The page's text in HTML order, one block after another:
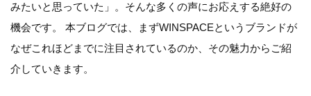
みたいと思っていた」。そんな多くの声にお応えする絶好の
機会です。 本ブログでは、まずWINSPACEというブランドが
なぜこれほどまでに注目されているのか、その魅力からご紹
介していきます。